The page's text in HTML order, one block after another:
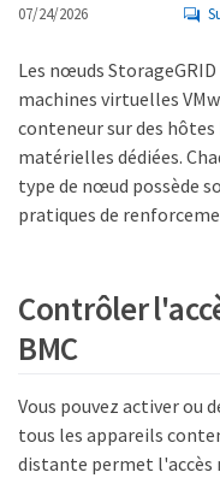
07/24/2026
Les nœuds
machines virtuelles
conteneur sur des
matérielles dédiées.
type de nœud possède
pratiques de
Contrôler
BMC
Vous pouvez activer ou
tous les appareils
distante permet l'accès